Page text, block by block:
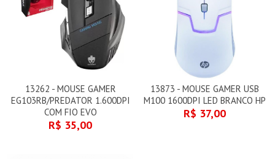
13262 - MOUSE GAMER
EG103RB/PREDATOR 1.600DPI
COM FIO EVO
R$ 35,00
13873 - MOUSE GAMER USB
M100 1600DPI LED BRANCO HP
R$ 37,00